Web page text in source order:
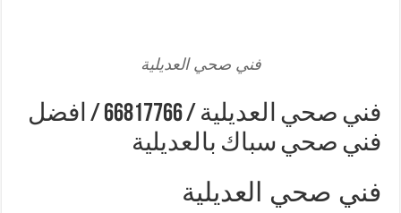
فني صحي العديلية
فني صحي العديلية / 66817766 / افضل
فني صحي سباك بالعديلية
فني صحي العديلية